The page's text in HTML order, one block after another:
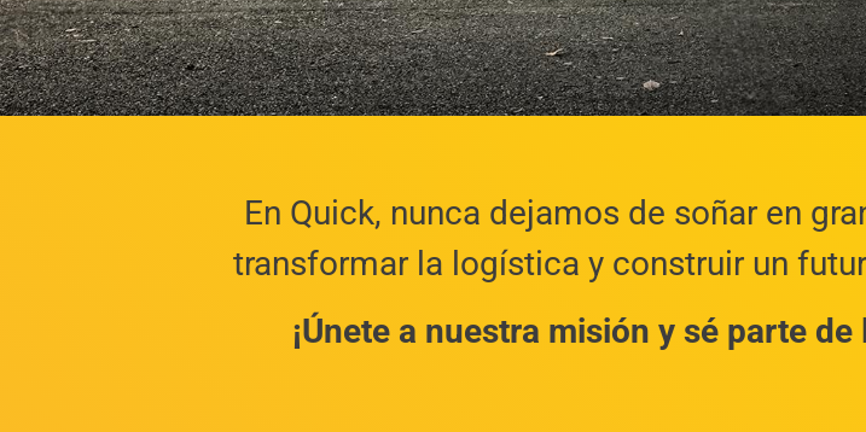
En Quick, nunca dejamos de soñar en
transformar la logística y construir un
¡Únete a nuestra misión y sé parte